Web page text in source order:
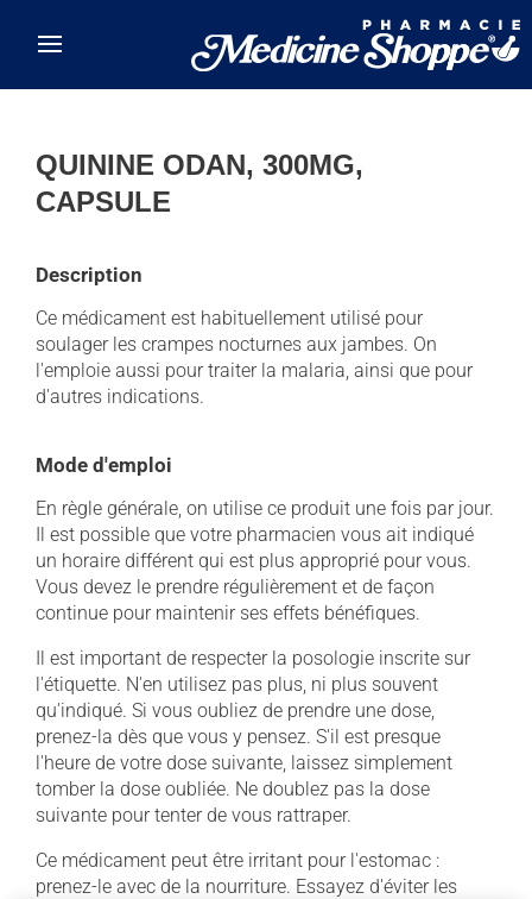
QUININE ODAN, 300MG,
CAPSULE
Description
Ce médicament est habituellement utilisé pour
soulager les crampes nocturnes aux jambes. On
l'emploie aussi pour traiter la malaria, ainsi que pour
d'autres indications.
Mode d'emploi
En règle générale, on utilise ce produit une fois par jour.
Il est possible que votre pharmacien vous ait indiqué
un horaire différent qui est plus approprié pour vous.
Vous devez le prendre régulièrement et de façon
continue pour maintenir ses effets bénéfiques.
Il est important de respecter la posologie inscrite sur
l'étiquette. N'en utilisez pas plus, ni plus souvent
qu'indiqué. Si vous oubliez de prendre une dose,
prenez-la dès que vous y pensez. S'il est presque
l'heure de votre dose suivante, laissez simplement
tomber la dose oubliée. Ne doublez pas la dose
suivante pour tenter de vous rattraper.
Ce médicament peut être irritant pour l'estomac :
prenez-le avec de la nourriture. Essayez d'éviter les